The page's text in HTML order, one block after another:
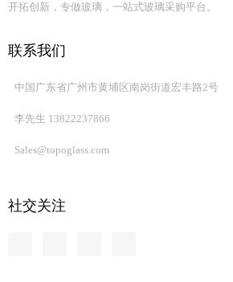
开拓创新，专做玻璃，一站式玻璃采购平台。
联系我们
中国广东省广州市黄埔区南岗街道宏丰路2号
李先生 13822237866
Sales@topoglass.com
社交关注